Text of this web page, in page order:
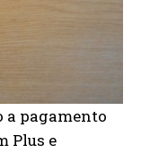
a pagamento
Plus e